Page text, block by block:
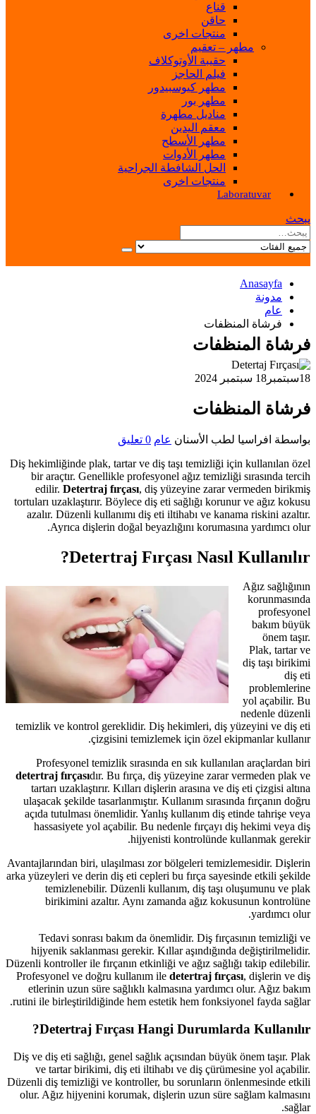
قناع
حاقن
منتجات اخرى
مطهر – تعقيم
حقيبة الأوتوكلاف
فيلم الحاجز
مطهر كيوسبيدور
مطهر بور
مناديل مطهرة
معقم اليدين
مطهر الأسطح
مطهر الأدوات
الحل الشافطة الجراحية
منتجات اخرى
Laboratuvar
يبحث
Anasayfa
مدونة
عام
فرشاة المنظفات
فرشاة المنظفات
18سبتمبر 18 سبتمبر 2024
فرشاة المنظفات
بواسطة افراسيا لطب الأسنان عام 0 تعليق
Diş hekimliğinde plak, tartar ve diş taşı temizliği için kullanılan özel
bir araçtır. Genellikle profesyonel ağız temizliği sırasında tercih
edilir. Detertraj fırçası, diş yüzeyine zarar vermeden birikmiş
tortuları uzaklaştırır. Böylece diş eti sağlığı korunur ve ağız kokusu
azalır. Düzenli kullanımı diş eti iltihabı ve kanama riskini azaltır.
Ayrıca dişlerin doğal beyazlığını korumasına yardımcı olur.
Detertraj Fırçası Nasıl Kullanılır?
Ağız sağlığının
korunmasında
profesyonel
bakım büyük
önem taşır.
Plak, tartar ve
diş taşı birikimi
diş eti
problemlerine
yol açabilir. Bu
nedenle düzenli
temizlik ve kontrol gereklidir. Diş hekimleri, diş yüzeyini ve diş eti
çizgisini temizlemek için özel ekipmanlar kullanır.
Profesyonel temizlik sırasında en sık kullanılan araçlardan biri
detertraj fırçasıdır. Bu fırça, diş yüzeyine zarar vermeden plak ve
tartarı uzaklaştırır. Kılları dişlerin arasına ve diş eti çizgisi altına
ulaşacak şekilde tasarlanmıştır. Kullanım sırasında fırçanın doğru
açıda tutulması önemlidir. Yanlış kullanım diş etinde tahrişe veya
hassasiyete yol açabilir. Bu nedenle fırçayı diş hekimi veya diş
hijyenisti kontrolünde kullanmak gerekir.
Avantajlarından biri, ulaşılması zor bölgeleri temizlemesidir. Dişlerin
arka yüzeyleri ve derin diş eti cepleri bu fırça sayesinde etkili şekilde
temizlenebilir. Düzenli kullanım, diş taşı oluşumunu ve plak
birikimini azaltır. Aynı zamanda ağız kokusunun kontrolüne
yardımcı olur.
Tedavi sonrası bakım da önemlidir. Diş fırçasının temizliği ve
hijyenik saklanması gerekir. Kıllar aşındığında değiştirilmelidir.
Düzenli kontroller ile fırçanın etkinliği ve ağız sağlığı takip edilebilir.
Profesyonel ve doğru kullanım ile detertraj fırçası, dişlerin ve diş
etlerinin uzun süre sağlıklı kalmasına yardımcı olur. Ağız bakım
rutini ile birleştirildiğinde hem estetik hem fonksiyonel fayda sağlar.
Detertraj Fırçası Hangi Durumlarda Kullanılır?
Diş ve diş eti sağlığı, genel sağlık açısından büyük önem taşır. Plak
ve tartar birikimi, diş eti iltihabı ve diş çürümesine yol açabilir.
Düzenli diş temizliği ve kontroller, bu sorunların önlenmesinde etkili
olur. Ağız hijyenini korumak, dişlerin uzun süre sağlam kalmasını
sağlar.